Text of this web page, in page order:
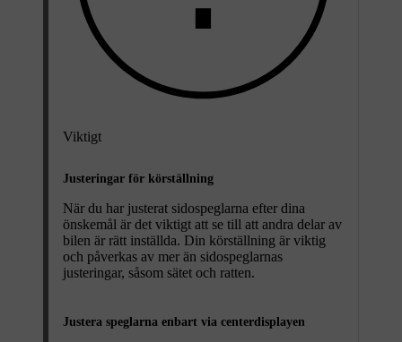
Viktigt
Justeringar för körställning
När du har justerat sidospeglarna efter dina
önskemål är det viktigt att se till att andra delar av
bilen är rätt inställda. Din körställning är viktig
och påverkas av mer än sidospeglarnas
justeringar, såsom sätet och ratten.
Justera speglarna enbart via centerdisplayen